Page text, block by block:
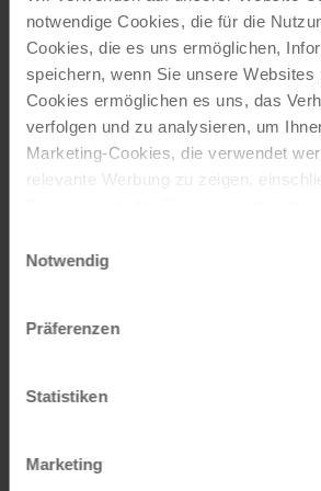
notwendige Cookies, die für die
Cookies, die es uns ermöglichen,
speichern, wenn Sie unsere
Cookies ermöglichen es uns, das
verfolgen und zu analysieren, um
Marketing-Cookies, die verwendet
relevante Werbung zu zeigen,
entscheiden, nur notwendige
Impressum
Notwendig
Präferenzen
Statistiken
Marketing
Unsere
Radreisen,
Radkreuzfahrten
JETZT KOSTENFREI